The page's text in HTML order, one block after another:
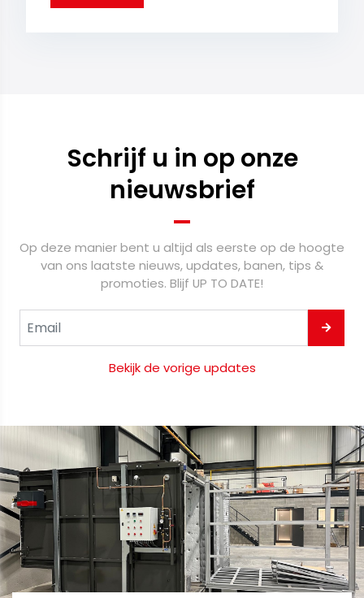
Schrijf u in op onze
nieuwsbrief
Op deze manier bent u altijd als eerste op de hoogte
van ons laatste nieuws, updates, banen, tips &
promoties. Blijf UP TO DATE!
Bekijk de vorige updates